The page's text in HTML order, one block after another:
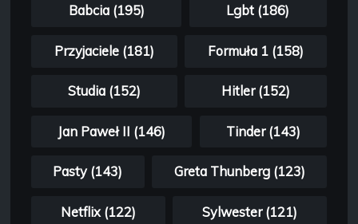
Babcia (195) Lgbt (186)
Przyjaciele (181) Formuła 1 (158)
Studia (152) Hitler (152)
Jan Paweł II (146) Tinder (143)
Pasty (143) Greta Thunberg (123)
Netflix (122) Sylwester (121)